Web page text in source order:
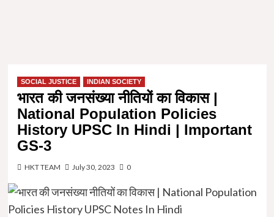
SOCIAL JUSTICE INDIAN SOCIETY
भारत की जनसंख्या नीतियों का विकास |
National Population Policies
History UPSC In Hindi | Important
GS-3
HKT TEAM July 30, 2023 0